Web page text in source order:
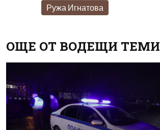
Ружа Игнатова
ОЩЕ ОТ ВОДЕЩИ ТЕМИ